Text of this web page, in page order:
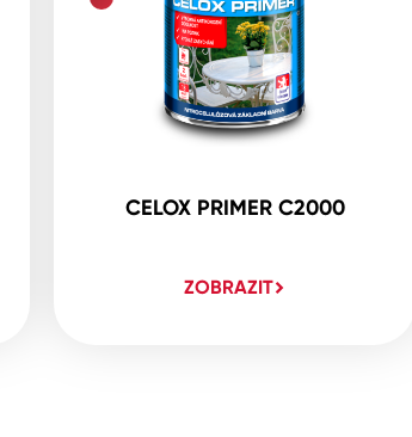
CELOX PRIMER C2000
ZOBRAZIT